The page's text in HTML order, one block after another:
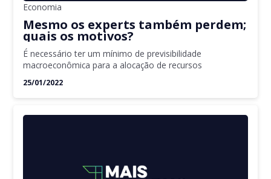
Economia
Mesmo os experts também perdem;
quais os motivos?
É necessário ter um mínimo de previsibilidade
macroeconômica para a alocação de recursos
25/01/2022